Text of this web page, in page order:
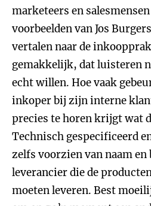
marketeers en
voorbeelden van Jos
vertalen naar de
gemakkelijk, dat luisteren
echt willen. Hoe vaak
inkoper bij zijn interne
precies te horen krijgt wat
Technisch gespecificeerd
zelfs voorzien van naam en
leverancier die de
moeten leveren. Best